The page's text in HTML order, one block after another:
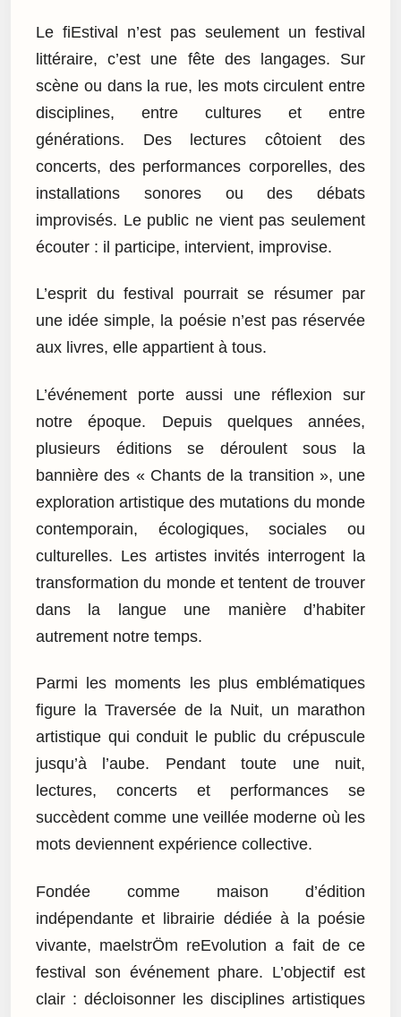
Le fiEstival n’est pas seulement un festival
littéraire, c’est une fête des langages. Sur
scène ou dans la rue, les mots circulent entre
disciplines, entre cultures et entre
générations. Des lectures côtoient des
concerts, des performances corporelles, des
installations sonores ou des débats
improvisés. Le public ne vient pas seulement
écouter : il participe, intervient, improvise.
L’esprit du festival pourrait se résumer par
une idée simple, la poésie n’est pas réservée
aux livres, elle appartient à tous.
L’événement porte aussi une réflexion sur
notre époque. Depuis quelques années,
plusieurs éditions se déroulent sous la
bannière des « Chants de la transition », une
exploration artistique des mutations du monde
contemporain, écologiques, sociales ou
culturelles. Les artistes invités interrogent la
transformation du monde et tentent de trouver
dans la langue une manière d’habiter
autrement notre temps.
Parmi les moments les plus emblématiques
figure la Traversée de la Nuit, un marathon
artistique qui conduit le public du crépuscule
jusqu’à l’aube. Pendant toute une nuit,
lectures, concerts et performances se
succèdent comme une veillée moderne où les
mots deviennent expérience collective.
Fondée comme maison d’édition
indépendante et librairie dédiée à la poésie
vivante, maelstrÖm reEvolution a fait de ce
festival son événement phare. L’objectif est
clair : décloisonner les disciplines artistiques